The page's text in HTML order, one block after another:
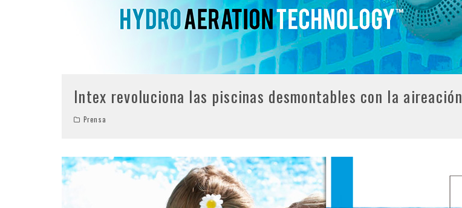
Intex revoluciona las piscinas desmontables con la aireación
Prensa